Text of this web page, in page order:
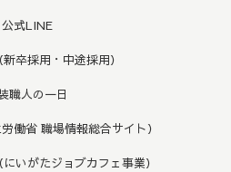
公式LINE
卒採用・中途採用）
職人の一日
働省 職場情報総合サイト）
いがたジョブカフェ事業）